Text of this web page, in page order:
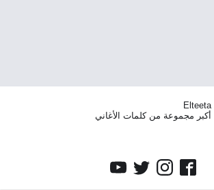
Elteeta
أكبر مجموعة من كلمات الأغاني